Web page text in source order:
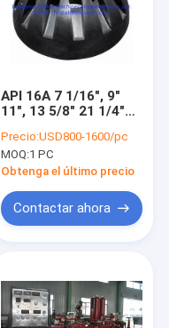
API 16A 7 1/16", 9"
11", 13 5/8" 21 1/4"
elemento de
embalaje esférico o
cónico
Precio:USD800-1600/pc
MOQ:1 PC
Obtenga el último precio
Contactar ahora